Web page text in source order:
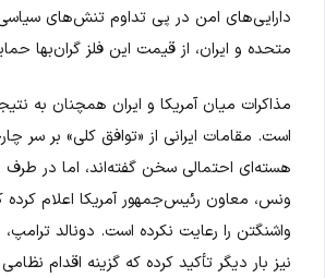
دارایی‌های امن در پی تداوم تنش‌های سیاسی
متحده و ایران، از قیمت این فلز گران‌بها
مذاکرات میان آمریکا و ایران همچنان به
است. مقامات ایرانی از «توافق کلی» بر سر
هسته‌ای احتمالی سخن گفته‌اند، اما در
ونس، معاون رئیس‌جمهور آمریکا اعلام کرده
واشنگتن را رعایت نکرده است. دونالد
نیز بار دیگر تأکید کرده که گزینه اقدام